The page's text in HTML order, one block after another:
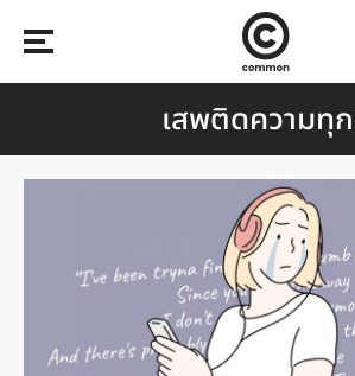
เสพติดความทุ